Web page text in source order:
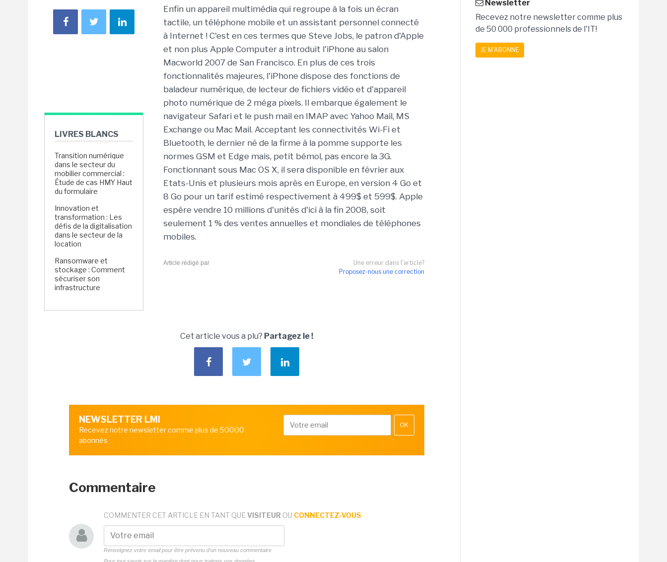
LIVRES BLANCS
Transition numérique
dans le secteur du
mobilier commercial :
Étude de cas HMY Haut
du formulaire
Innovation et
transformation : Les
défis de la digitalisation
dans le secteur de la
location
Ransomware et
stockage : Comment
sécuriser son
infrastructure
Enfin un appareil multimédia qui regroupe à la fois un écran
tactile, un téléphone mobile et un assistant personnel connecté
à Internet ! C'est en ces termes que Steve Jobs, le patron d'Apple
et non plus Apple Computer a introduit l'iPhone au salon
Macworld 2007 de San Francisco. En plus de ces trois
fonctionnalités majeures, l'iPhone dispose des fonctions de
baladeur numérique, de lecteur de fichiers vidéo et d'appareil
photo numérique de 2 méga pixels. Il embarque également le
navigateur Safari et le push mail en IMAP avec Yahoo Mail, MS
Exchange ou Mac Mail. Acceptant les connectivités Wi-Fi et
Bluetooth, le dernier né de la firme à la pomme supporte les
normes GSM et Edge mais, petit bémol, pas encore la 3G.
Fonctionnant sous Mac OS X, il sera disponible en février aux
Etats-Unis et plusieurs mois après en Europe, en version 4 Go et
8 Go pour un tarif estimé respectivement à 499$ et 599$. Apple
espère vendre 10 millions d'unités d'ici à la fin 2008, soit
seulement 1 % des ventes annuelles et mondiales de téléphones
mobiles.
Une erreur dans l'article?
Proposez-nous une correction
Article rédigé par
Cet article vous a plu? Partagez le !
NEWSLETTER LMI
Recevez notre newsletter comme plus de 50000
abonnés
OK
Commentaire
COMMENTER CET ARTICLE EN TANT QUE VISITEUR OU CONNECTEZ-VOUS
Renseignez votre email pour être prévenu d'un nouveau commentaire
Newsletter
Recevez notre newsletter comme plus
de 50 000 professionnels de l'IT!
JE M'ABONNE